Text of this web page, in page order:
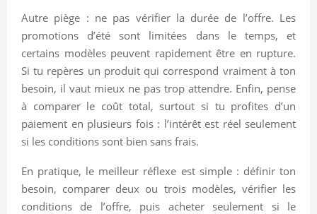
Autre piège : ne pas vérifier la durée de l’offre. Les
promotions d’été sont limitées dans le temps, et
certains modèles peuvent rapidement être en rupture.
Si tu repères un produit qui correspond vraiment à ton
besoin, il vaut mieux ne pas trop attendre. Enfin, pense
à comparer le coût total, surtout si tu profites d’un
paiement en plusieurs fois : l’intérêt est réel seulement
si les conditions sont bien sans frais.
En pratique, le meilleur réflexe est simple : définir ton
besoin, comparer deux ou trois modèles, vérifier les
conditions de l’offre, puis acheter seulement si le